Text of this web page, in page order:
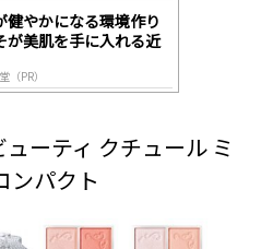
健やかになる環境作り
が美肌を手に入れる近
（PR）
ーティ クチュール ミ
ンパクト